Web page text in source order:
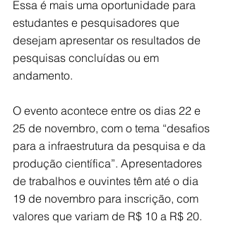
Essa é mais uma oportunidade para
estudantes e pesquisadores que
desejam apresentar os resultados de
pesquisas concluídas ou em
andamento.
O evento acontece entre os dias 22 e
25 de novembro, com o tema “desafios
para a infraestrutura da pesquisa e da
produção científica”. Apresentadores
de trabalhos e ouvintes têm até o dia
19 de novembro para inscrição, com
valores que variam de R$ 10 a R$ 20.